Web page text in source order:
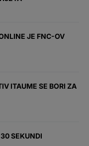
JE FNC-OV
ITAUME SE BORI ZA
SEKUNDI